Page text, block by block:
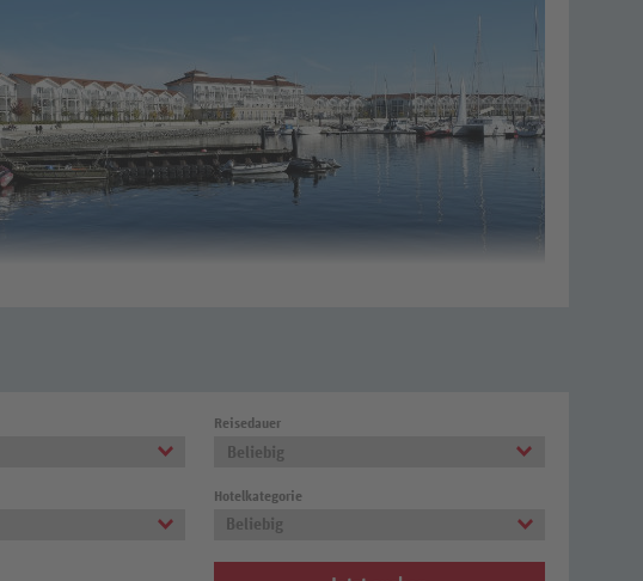
Reisedauer
Beliebig
Hotelkategorie
Beliebig